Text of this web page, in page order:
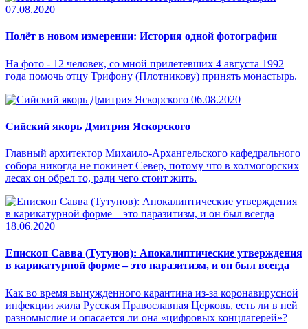
07.08.2020
Полёт в новом измерении: История одной фотографии
На фото - 12 человек, со мной прилетевших 4 августа 1992
года помочь отцу Трифону (Плотникову) принять монастырь.
06.08.2020
Сийский якорь Дмитрия Яскорского
Главный архитектор Михаило-Архангельского кафедрального
собора никогда не покинет Север, потому что в холмогорских
лесах он обрел то, ради чего стоит жить.
18.06.2020
Епископ Савва (Тутунов): Апокалиптические утверждения
в карикатурной форме – это паразитизм, и он был всегда
Как во время вынужденного карантина из-за коронавирусной
инфекции жила Русская Православная Церковь, есть ли в ней
разномыслие и опасается ли она «цифровых концлагерей»?